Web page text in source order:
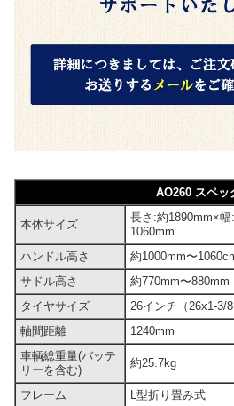
AO260 スペッ
本体サイズ
長さ:約1890mm×
1060mm
ハンドル高さ
約1000mm〜
サドル高さ
約770mm〜880mm
タイヤサイズ
26インチ（26x1-3/8
軸間距離
1240mm
車輌総重量(バッテ
リーを含む)
約25.7kg
フレーム
L型折り畳み式